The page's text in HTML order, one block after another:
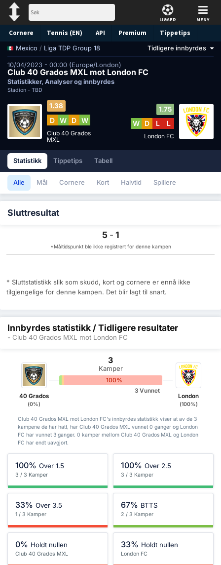
LIGAER MENY
Cornere Tennis (EN) API Premium Tippetips
Mexico / Liga TDP Group 18 Tidligere innbyrdes
10/04/2023 - 00:00 (Europe/London)
Club 40 Grados MXL mot London FC
Statistikker, Analyser og innbyrdes
Stadion - TBD
1.38
D W D W
Club 40 Grados
MXL
1.75
W D L L
London FC
Statistikk Tippetips Tabell
Alle Mål Cornere Kort Halvtid Spillere
Sluttresultat
5 - 1
*Måltidspunkt ble ikke registrert for denne kampen
* Sluttstatistikk slik som skudd, kort og cornere er ennå ikke
tilgjengelige for denne kampen. Det blir lagt til snart.
Innbyrdes statistikk / Tidligere resultater
- Club 40 Grados MXL mot London FC
40 Grados
(0%)
3
Kamper
100%
3 Vunnet
London
(100%)
Club 40 Grados MXL mot London FC's innbyrdes statistikk viser at av de 3
kampene de har hatt, har Club 40 Grados MXL vunnet 0 ganger og London
FC har vunnet 3 ganger. 0 kamper mellom Club 40 Grados MXL og London
FC har endt uavgjort.
100% Over 1.5
3 / 3 Kamper
100% Over 2.5
3 / 3 Kamper
33% Over 3.5
1 / 3 Kamper
67% BTTS
2 / 3 Kamper
0% Holdt nullen
Club 40 Grados MXL
33% Holdt nullen
London FC